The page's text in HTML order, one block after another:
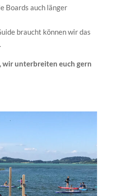
Boards auch länger
braucht können wir das
wir unterbreiten euch gern